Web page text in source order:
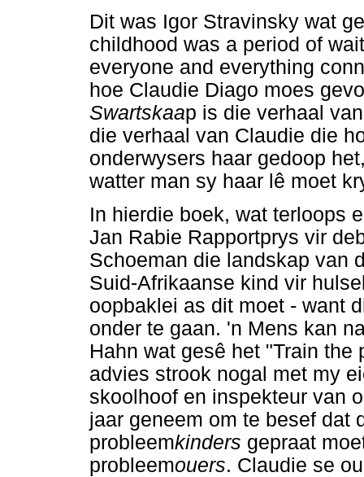
Dit was Igor Stravinsky wat
childhood was a period of
everyone and everything
hoe Claudie Diago moes
Swartskaap is die verhaal
die verhaal van Claudie die
onderwysers haar gedoop
watter man sy haar lê moet
In hierdie boek, wat terloops
Jan Rabie Rapportprys vir
Schoeman die landskap van
Suid-Afrikaanse kind vir
oopbaklei as dit moet - want
onder te gaan. 'n Mens kan
Hahn wat gesê het "Train
advies strook nogal met my
skoolhoof en inspekteur van
jaar geneem om te besef dat
probleemkinders gepraat
probleemouers. Claudie se